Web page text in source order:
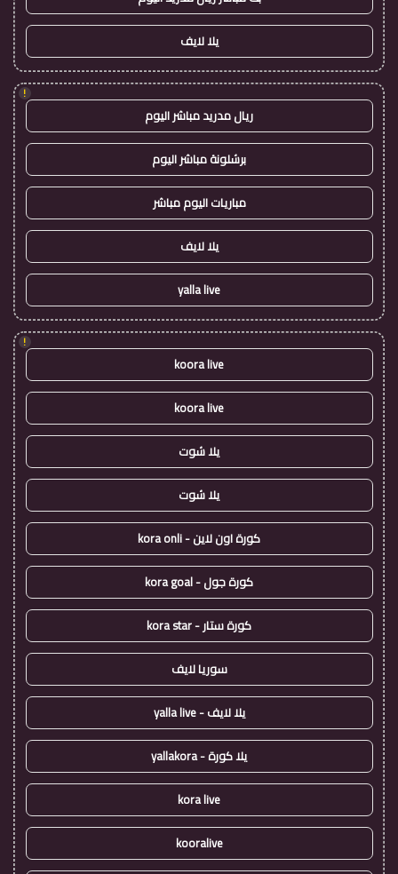
يلا لايف
!
ريال مدريد مباشر اليوم
برشلونة مباشر اليوم
مباريات اليوم مباشر
يلا لايف
yalla live
!
koora live
koora live
يلا شوت
يلا شوت
كورة اون لاين - kora onli
كورة جول - kora goal
كورة ستار - kora star
سوريا لايف
يلا لايف - yalla live
يلا كورة - yallakora
kora live
kooralive